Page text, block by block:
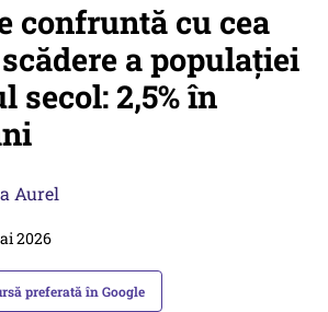
confruntă cu cea
a populației
secol: 2,5% în
Aurel
2026
preferată în Google